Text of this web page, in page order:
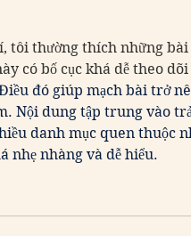
thường thích những bài
có bố cục khá dễ theo
đó giúp mạch bài trở
Nội dung tập trung vào
danh mục quen thuộc
nhàng và dễ hiểu.